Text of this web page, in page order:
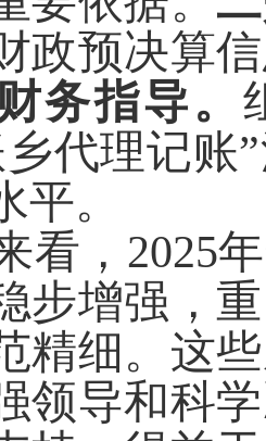
政预决算
务指导。
代理记账”
平。
看， 2025
步增强，
精细。这
领导和科